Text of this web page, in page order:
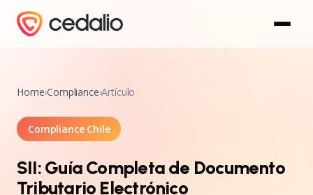
Home›Compliance›Artículo
Compliance Chile
SII: Guía Completa de Documento
Tributario Electrónico